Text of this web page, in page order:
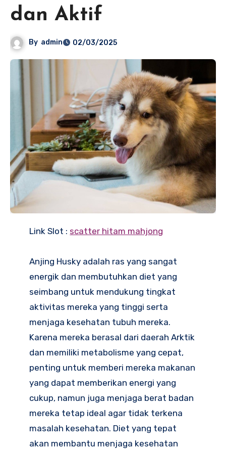
dan Aktif
By admin 02/03/2025
Link Slot : scatter hitam mahjong
Anjing Husky adalah ras yang sangat
energik dan membutuhkan diet yang
seimbang untuk mendukung tingkat
aktivitas mereka yang tinggi serta
menjaga kesehatan tubuh mereka.
Karena mereka berasal dari daerah Arktik
dan memiliki metabolisme yang cepat,
penting untuk memberi mereka makanan
yang dapat memberikan energi yang
cukup, namun juga menjaga berat badan
mereka tetap ideal agar tidak terkena
masalah kesehatan. Diet yang tepat
akan membantu menjaga kesehatan